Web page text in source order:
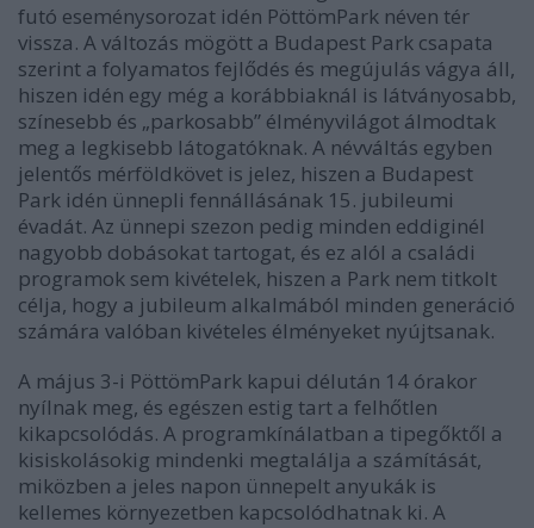
futó eseménysorozat idén PöttömPark néven tér
vissza. A változás mögött a Budapest Park csapata
szerint a folyamatos fejlődés és megújulás vágya áll,
hiszen idén egy még a korábbiaknál is látványosabb,
színesebb és „parkosabb” élményvilágot álmodtak
meg a legkisebb látogatóknak. A névváltás egyben
jelentős mérföldkövet is jelez, hiszen a Budapest
Park idén ünnepli fennállásának 15. jubileumi
évadát. Az ünnepi szezon pedig minden eddiginél
nagyobb dobásokat tartogat, és ez alól a családi
programok sem kivételek, hiszen a Park nem titkolt
célja, hogy a jubileum alkalmából minden generáció
számára valóban kivételes élményeket nyújtsanak.
A május 3-i PöttömPark kapui délután 14 órakor
nyílnak meg, és egészen estig tart a felhőtlen
kikapcsolódás. A programkínálatban a tipegőktől a
kisiskolásokig mindenki megtalálja a számítását,
miközben a jeles napon ünnepelt anyukák is
kellemes környezetben kapcsolódhatnak ki. A